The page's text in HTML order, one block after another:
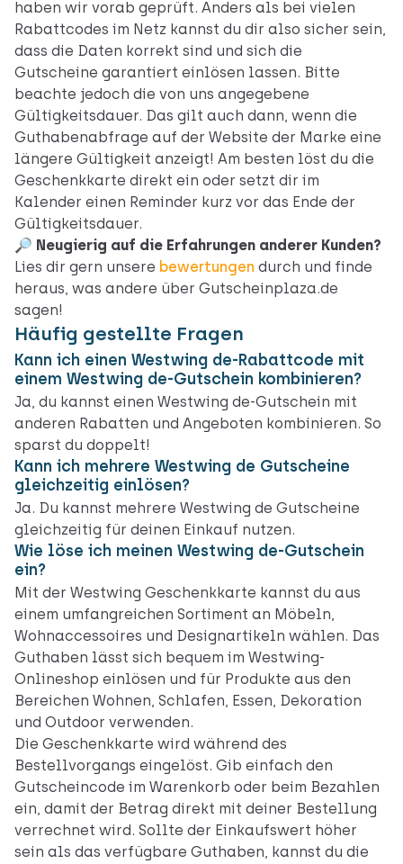
haben wir vorab geprüft. Anders als bei vielen
Rabattcodes im Netz kannst du dir also sicher sein,
dass die Daten korrekt sind und sich die
Gutscheine garantiert einlösen lassen. Bitte
beachte jedoch die von uns angegebene
Gültigkeitsdauer. Das gilt auch dann, wenn die
Guthabenabfrage auf der Website der Marke eine
längere Gültigkeit anzeigt! Am besten löst du die
Geschenkkarte direkt ein oder setzt dir im
Kalender einen Reminder kurz vor das Ende der
Gültigkeitsdauer.
🔎 Neugierig auf die Erfahrungen anderer Kunden?
Lies dir gern unsere bewertungen durch und finde
heraus, was andere über Gutscheinplaza.de
sagen!
Häufig gestellte Fragen
Kann ich einen Westwing de-Rabattcode mit
einem Westwing de-Gutschein kombinieren?
Ja, du kannst einen Westwing de-Gutschein mit
anderen Rabatten und Angeboten kombinieren. So
sparst du doppelt!
Kann ich mehrere Westwing de Gutscheine
gleichzeitig einlösen?
Ja. Du kannst mehrere Westwing de Gutscheine
gleichzeitig für deinen Einkauf nutzen.
Wie löse ich meinen Westwing de-Gutschein
ein?
Mit der Westwing Geschenkkarte kannst du aus
einem umfangreichen Sortiment an Möbeln,
Wohnaccessoires und Designartikeln wählen. Das
Guthaben lässt sich bequem im Westwing-
Onlineshop einlösen und für Produkte aus den
Bereichen Wohnen, Schlafen, Essen, Dekoration
und Outdoor verwenden.
Die Geschenkkarte wird während des
Bestellvorgangs eingelöst. Gib einfach den
Gutscheincode im Warenkorb oder beim Bezahlen
ein, damit der Betrag direkt mit deiner Bestellung
verrechnet wird. Sollte der Einkaufswert höher
sein als das verfügbare Guthaben, kannst du die